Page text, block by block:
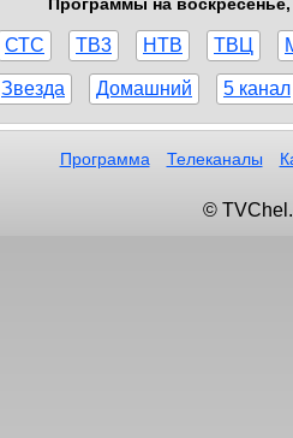
СТС ТВ3 НТВ ТВЦ
Звезда Домашний 5 канал
Программа Телеканалы
©